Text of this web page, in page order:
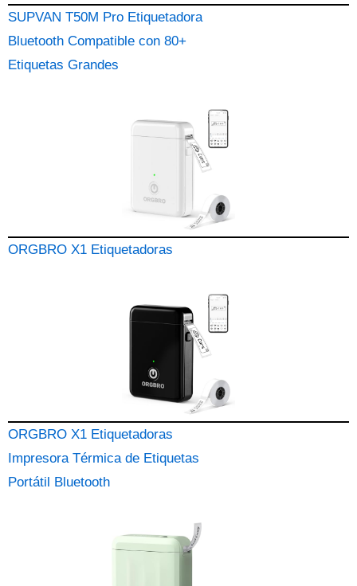
SUPVAN T50M Pro Etiquetadora
Bluetooth Compatible con 80+
Etiquetas Grandes
ORGBRO X1 Etiquetadoras
ORGBRO X1 Etiquetadoras
Impresora Térmica de Etiquetas
Portátil Bluetooth